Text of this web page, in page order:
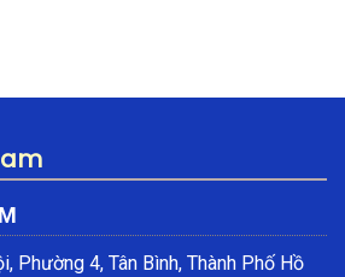
Phường 4, Tân Bình, Thành Phố Hồ